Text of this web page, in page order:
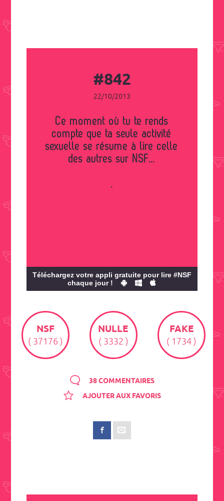
#842
22/10/2013
Ce moment où tu te rends
compte que ta seule activité
sexuelle se résume à lire celle
des autres sur NSF...
.
Téléchargez votre appli gratuite pour lire #NSF
chaque jour !
NSF
( 37176 )
NULLE
( 3332 )
FAKE
( 1734 )
38 COMMENTAIRES
AJOUTER AUX FAVORIS